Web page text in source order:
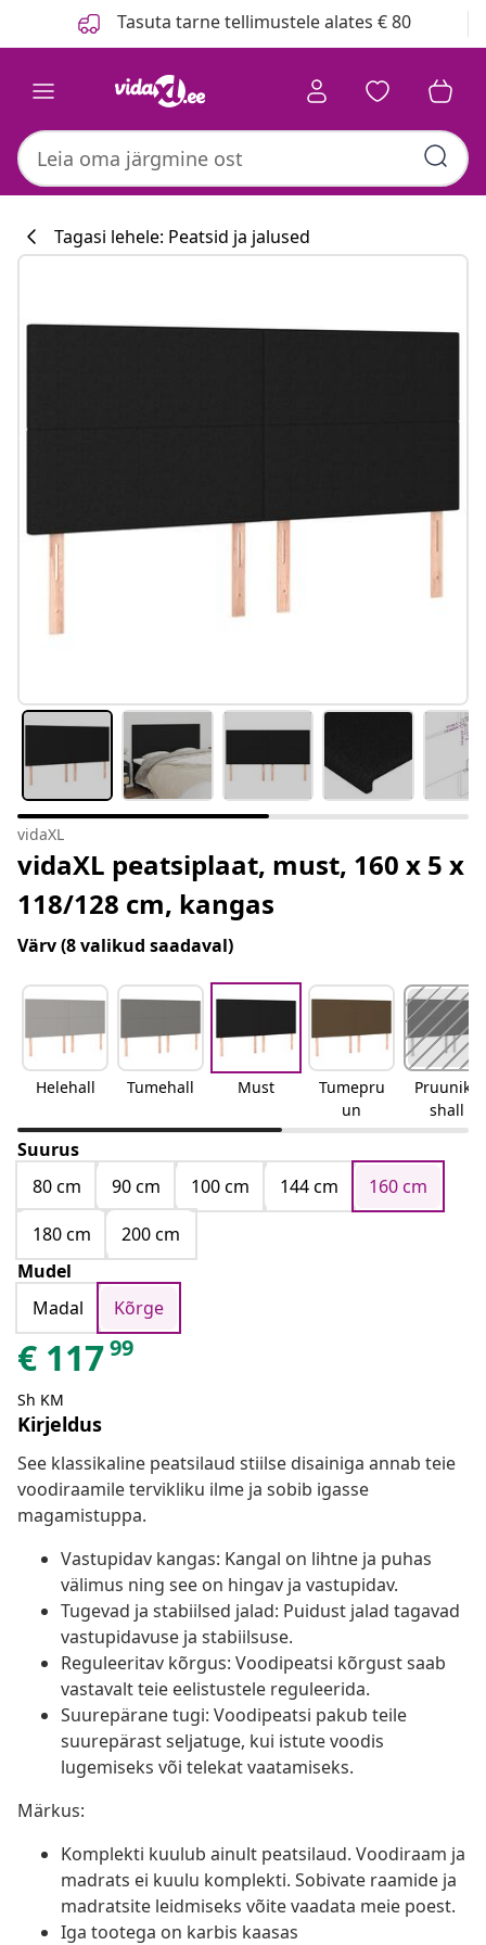
Tasuta tarne tellimustele alates € 80
Tagasi lehele: Peatsid ja jalused
vidaXL
vidaXL peatsiplaat, must, 160 x 5 x
118/128 cm, kangas
Värv(8 valikud saadaval)
Helehall Tumehall Must
Tumepru
un
Pruunika
shall
Suurus
80 cm
90 cm 100 cm 144 cm
160 cm
180 cm
200 cm
Mudel
Madal
Kõrge
€ 11799
Sh KM
Kirjeldus
See klassikaline peatsilaud stiilse disainiga annab teie
voodiraamile tervikliku ilme ja sobib igasse
magamistuppa.
Vastupidav kangas: Kangal on lihtne ja puhas
välimus ning see on hingav ja vastupidav.
Tugevad ja stabiilsed jalad: Puidust jalad tagavad
vastupidavuse ja stabiilsuse.
Reguleeritav kõrgus: Voodipeatsi kõrgust saab
vastavalt teie eelistustele reguleerida.
Suurepärane tugi: Voodipeatsi pakub teile
suurepärast seljatuge, kui istute voodis
lugemiseks või telekat vaatamiseks.
Märkus:
Komplekti kuulub ainult peatsilaud. Voodiraam ja
madrats ei kuulu komplekti. Sobivate raamide ja
madratsite leidmiseks võite vaadata meie poest.
Iga tootega on karbis kaasas